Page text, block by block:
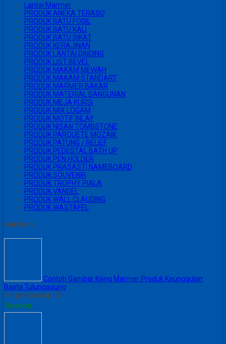
Lantai Marmer
PRODUK ANEKA TERASO
PRODUK BATU FOSIL
PRODUK BATU KALI
PRODUK BATU SIKAT
PRODUK KERAJINAN
PRODUK LANTAI DINDING
PRODUK LIST BEVEL
PRODUK MAKAM MEWAH
PRODUK MAKAM STANDART
PRODUK MARMER BAKAR
PRODUK MATERIAL BANGUNAN
PRODUK MEJA KURSI
PRODUK MIX LOGAM
PRODUK MOTIF INLAY
PRODUK NISAN TOMBSTONE
PRODUK PARQUETE MOZAIK
PRODUK PATUNG / RELIEF
PRODUK PEDESTAL BATH UP
PRODUK PEN HOLDER
PRODUK PRASASTI NAMEBOARD
PRODUK SOUVENIR
PRODUK TROPHY PIALA
PRODUK VANDEL
PRODUK WALL CLAUDING
PRODUK WASTAFEL
Hot Item!
Contoh Gambar Kijing Marmer Produk Keunggulan
Basta Tulungagung
Harga Hubungi CS
Tersedia